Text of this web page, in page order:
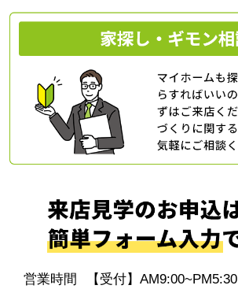
営業時間
【受付】AM9:00~PM5:30